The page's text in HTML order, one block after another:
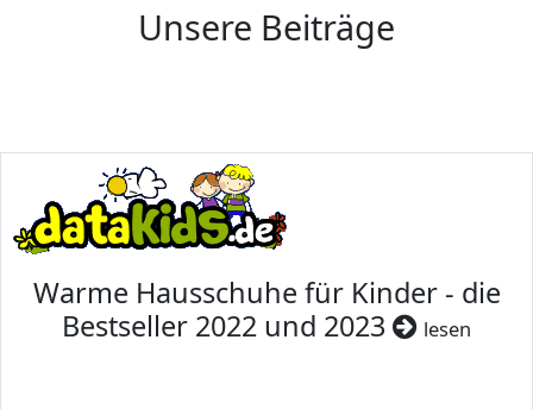
Unsere Beiträge
Warme Hausschuhe für Kinder - die
Bestseller 2022 und 2023
lesen